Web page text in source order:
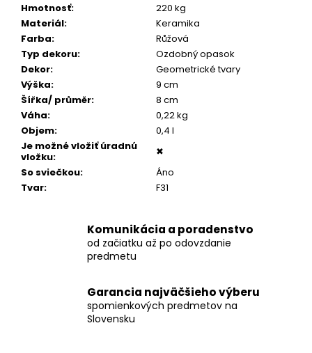
Hmotnosť:
220 kg
Materiál:
Keramika
Farba:
Růžová
Typ dekoru:
Ozdobný opasok
Dekor:
Geometrické tvary
Výška:
9 cm
Šířka/ průměr:
8 cm
Váha:
0,22 kg
Objem:
0,4 l
Je možné vložiť úradnú
vložku:
✖
So sviečkou:
Áno
Tvar: F31
Komunikácia a poradenstvo
od začiatku až po odovzdanie
predmetu
Garancia najväčšieho výberu
spomienkových predmetov na
Slovensku
a
m
e
STROM
ŽIVOTA
MEDAILÓNIK
POPOLOM
€199